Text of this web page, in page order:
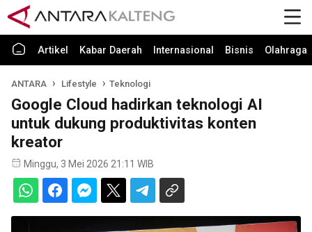
Artikel Kabar Daerah Internasional Bisnis Olahraga
ANTARA Lifestyle Teknologi
Google Cloud hadirkan teknologi AI
untuk dukung produktivitas konten
kreator
Minggu, 3 Mei 2026 21:11 WIB